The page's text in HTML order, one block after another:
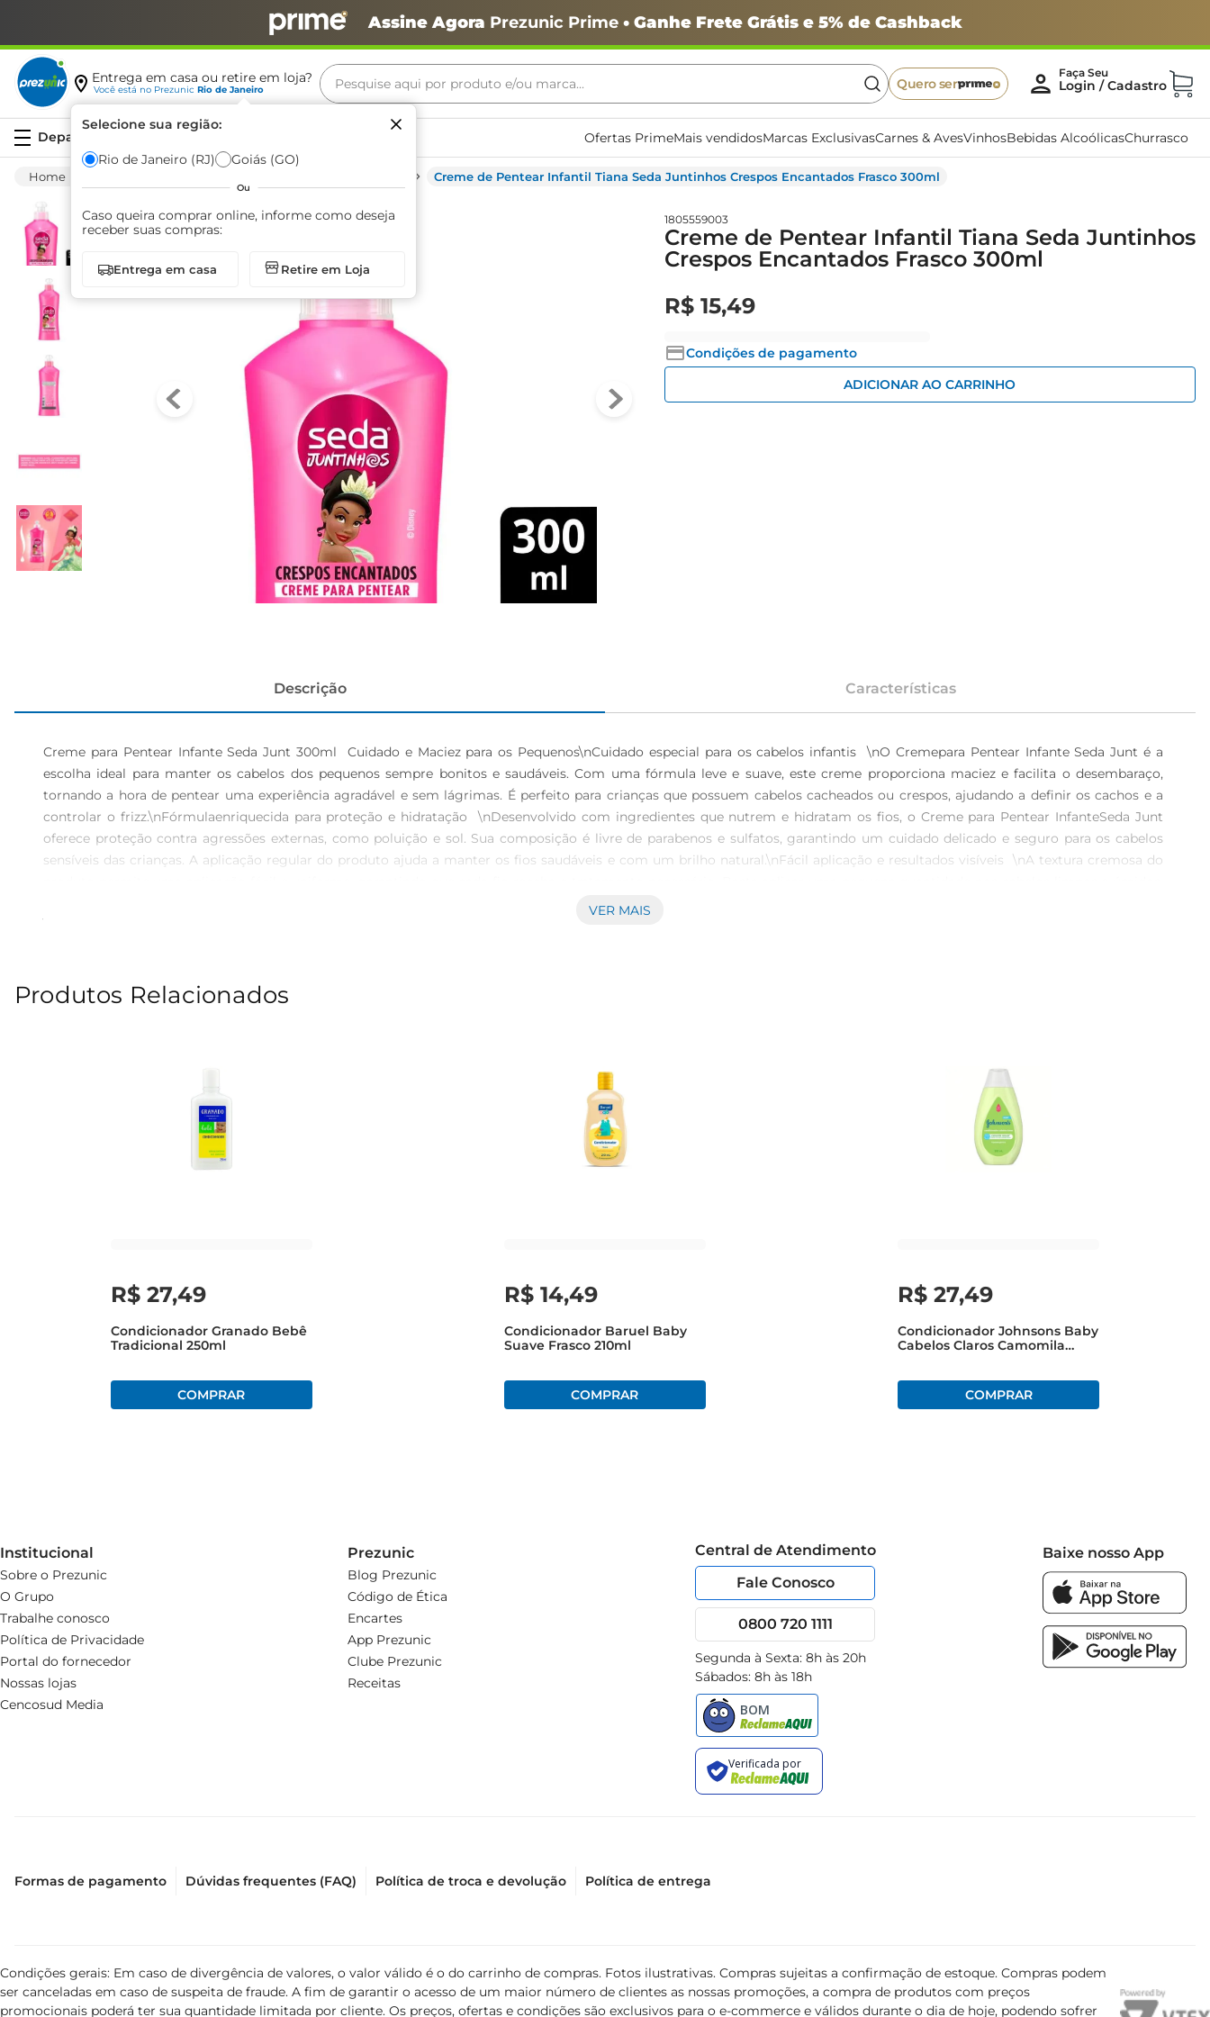
Assine Agora Prezunic Prime• Ganhe Frete Grátis e 5% de Cashback
Entrega em casa ou retire em loja?
Você está no Prezunic Rio de Janeiro
Selecione sua região:
Rio de Janeiro (RJ) Goiás (GO)
Ou
Caso queira comprar online, informe como deseja
receber suas compras:
Entrega em casa Retire em Loja
Pesquise aqui por produto e/ou marca...
Quero ser
Ofertas PrimeMais vendidosMarcas ExclusivasCarnes & AvesVinhosBebidas AlcoólicasChurrasco
Creme de Pentear Infantil Tiana Seda Juntinhos Crespos Encantados Frasco 300ml
1805559003
Creme de Pentear Infantil Tiana Seda Juntinhos
Crespos Encantados Frasco 300ml
R$ 15,49
Condições de pagamento
ADICIONAR AO CARRINHO
Descrição Características
Creme para Pentear Infante Seda Junt 300ml  Cuidado e Maciez para os Pequenos\nCuidado especial para os cabelos infantis  \nO Cremepara Pentear Infante Seda Junt é a
escolha ideal para manter os cabelos dos pequenos sempre bonitos e saudáveis. Com uma fórmula leve e suave, este creme proporciona maciez e facilita o desembaraço,
tornando a hora de pentear uma experiência agradável e sem lágrimas. É perfeito para crianças que possuem cabelos cacheados ou crespos, ajudando a definir os cachos e a
controlar o frizz.\nFórmulaenriquecida para proteção e hidratação  \nDesenvolvido com ingredientes que nutrem e hidratam os fios, o Creme para Pentear InfanteSeda Junt
oferece proteção contra agressões externas, como poluição e sol. Sua composição é livre de parabenos e sulfatos, garantindo um cuidado delicado e seguro para os cabelos
sensíveis das crianças. A aplicação regular do produto ajuda a manter os fios saudáveis e com um brilho natural.\nFácil aplicação e resultados visíveis  \nA textura cremosa do
distribuindo bem com os dedos ou um pente. O resultado é um cabelo mais fácil de pentear, com menos nós e um aspecto saudável e bem cuidado.\nEspecificações do produto
VER MAIS
Produtos Relacionados
R$ 27,49
Condicionador Granado Bebê
Tradicional 250ml
R$ 14,49
Condicionador Baruel Baby
Suave Frasco 210ml
R$ 27,49
Condicionador Johnsons Baby
Cabelos Claros Camomila
Institucional
Sobre o Prezunic
O Grupo
Trabalhe conosco
Política de Privacidade
Portal do fornecedor
Nossas lojas
Cencosud Media
Prezunic
Blog Prezunic
Código de Ética
Encartes
App Prezunic
Clube Prezunic
Receitas
Central de Atendimento
Fale Conosco
0800 720 1111
Segunda à Sexta: 8h às 20h
Sábados: 8h às 18h
Baixe nosso App
Formas de pagamento Dúvidas frequentes (FAQ) Política de troca e devolução Política de entrega
Condições gerais: Em caso de divergência de valores, o valor válido é o do carrinho de compras. Fotos ilustrativas. Compras sujeitas a confirmação de estoque. Compras podem
ser canceladas em caso de suspeita de fraude. A fim de garantir o acesso de um maior número de clientes as nossas promoções, a compra de produtos com preços
promocionais poderá ter sua quantidade limitada por cliente. Os preços, ofertas e condições são exclusivos para o e-commerce e válidos durante o dia de hoje, podendo sofrer
Termos mais buscados
café
azeite
arroz
iogurte
papel higiênico
cerveja